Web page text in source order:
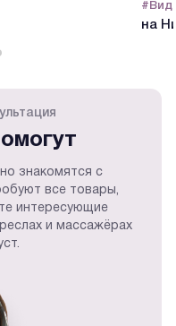
на
знакомятся с
все товары,
интересующие
и массажёрах